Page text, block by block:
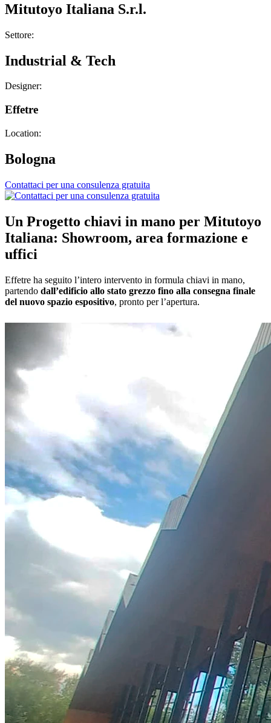
Mitutoyo Italiana S.r.l.
Settore:
Industrial & Tech
Designer:
Effetre
Location:
Bologna
Contattaci per una consulenza gratuita
Un Progetto chiavi in mano per Mitutoyo
Italiana: Showroom, area formazione e
uffici
Effetre ha seguito l’intero intervento in formula chiavi in mano,
partendo dall’edificio allo stato grezzo fino alla consegna finale
del nuovo spazio espositivo, pronto per l’apertura.